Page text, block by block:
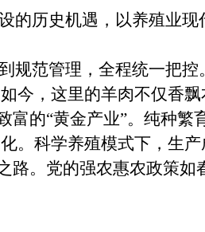
历史机遇，以养殖业现
范管理，全程统一把控
今，这里的羊肉不仅香
的“黄金产业”。纯种
。科学养殖模式下，生
路。党的强农惠农政策